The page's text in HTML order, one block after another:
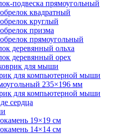
подвеска прямоугольный
квадратный
круглый
призма
прямоугольный
деревянный ольха
деревянный орех
для мыши
для компьютерной мыши
235×196 мм
для компьютерной мыши
сердца
19×19 см
14×14 см